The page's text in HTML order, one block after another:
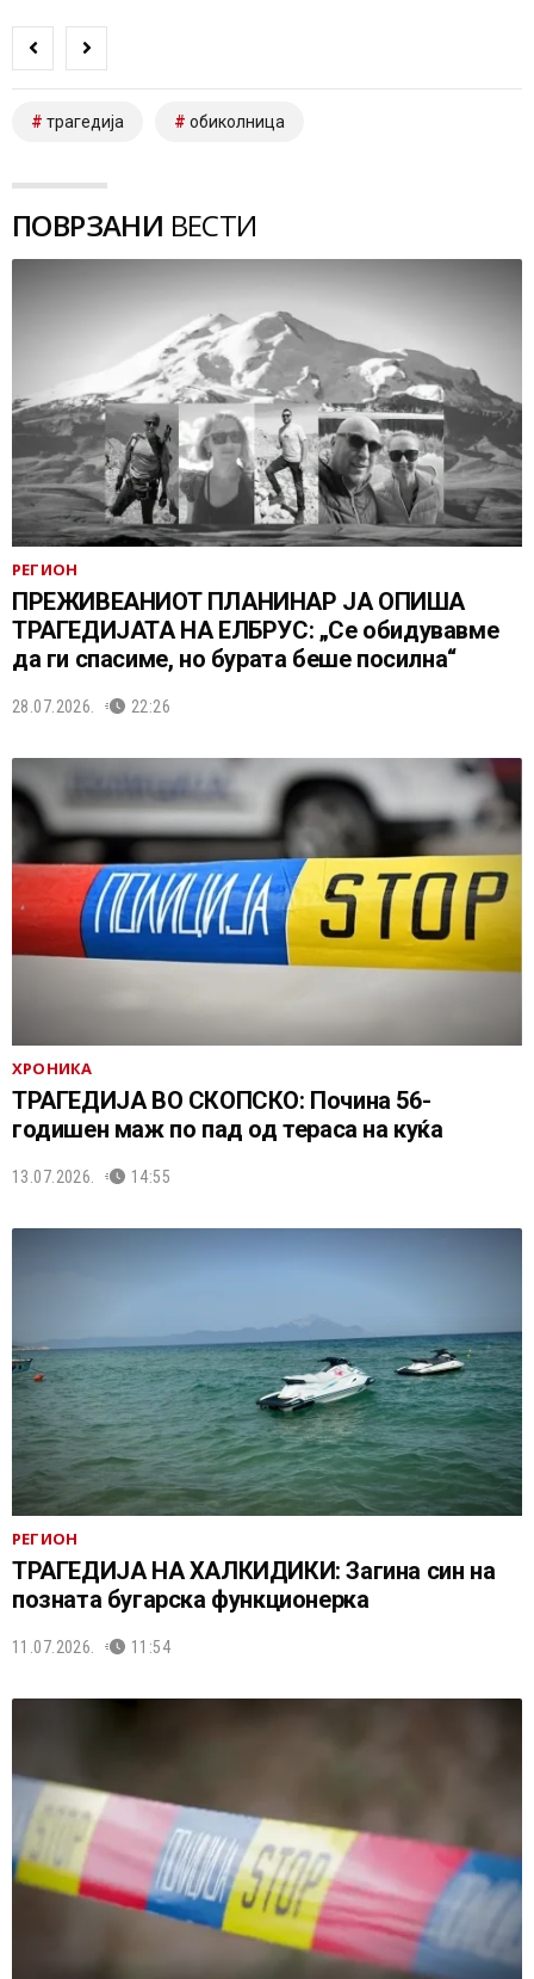
трагедија обиколница
ПОВРЗАНИ ВЕСТИ
РЕГИОН
ПРЕЖИВЕАНИОТ ПЛАНИНАР ЈА ОПИША
ТРАГЕДИЈАТА НА ЕЛБРУС: „Се обидувавме
да ги спасиме, но бурата беше посилна“
28.07.2026. 22:26
ХРОНИКА
ТРАГЕДИЈА ВО СКОПСКО: Почина 56-
годишен маж по пад од тераса на куќа
13.07.2026. 14:55
РЕГИОН
ТРАГЕДИЈА НА ХАЛКИДИКИ: Загина син на
позната бугарска функционерка
11.07.2026. 11:54